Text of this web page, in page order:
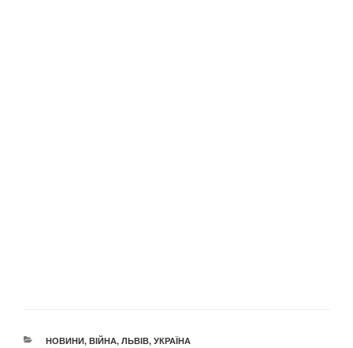
КАТЕГОРІЇ
НОВИНИ, ВІЙНА, ЛЬВІВ, УКРАЇНА